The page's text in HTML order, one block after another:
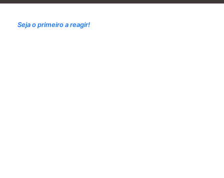
Seja o primeiro a reagir!